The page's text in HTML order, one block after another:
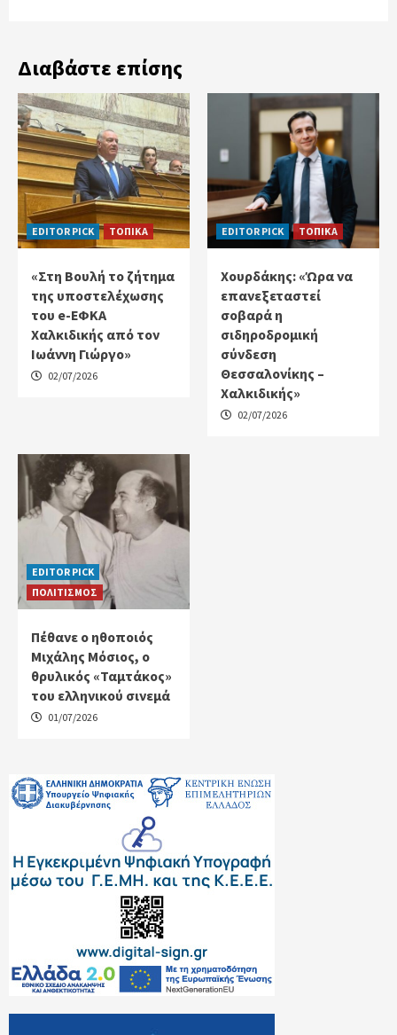
Διαβάστε επίσης
EDITOR PICK ΤΟΠΙΚΑ
«Στη Βουλή το ζήτημα
της υποστελέχωσης
του e-ΕΦΚΑ
Χαλκιδικής από τον
Ιωάννη Γιώργο»
02/07/2026
EDITOR PICK ΤΟΠΙΚΑ
Χουρδάκης: «Ώρα να
επανεξεταστεί
σοβαρά η
σιδηροδρομική
σύνδεση
Θεσσαλονίκης –
Χαλκιδικής»
02/07/2026
EDITOR PICK
ΠΟΛΙΤΙΣΜΟΣ
Πέθανε ο ηθοποιός
Μιχάλης Μόσιος, ο
θρυλικός «Ταμτάκος»
του ελληνικού σινεμά
01/07/2026